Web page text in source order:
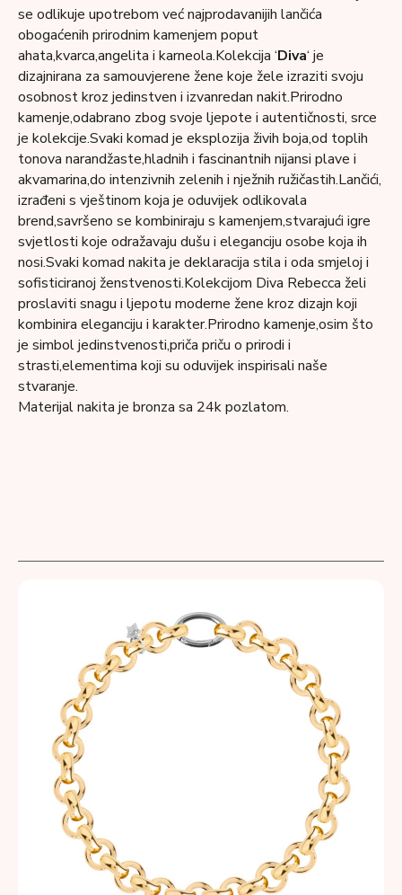
se odlikuje upotrebom već najprodavanijih lančića
obogaćenih prirodnim kamenjem poput
ahata,kvarca,angelita i karneola.Kolekcija ‘Diva‘ je
dizajnirana za samouvjerene žene koje žele izraziti svoju
osobnost kroz jedinstven i izvanredan nakit.Prirodno
kamenje,odabrano zbog svoje ljepote i autentičnosti, srce
je kolekcije.Svaki komad je eksplozija živih boja,od toplih
tonova narandžaste,hladnih i fascinantnih nijansi plave i
akvamarina,do intenzivnih zelenih i nježnih ružičastih.Lančići,
izrađeni s vještinom koja je oduvijek odlikovala
brend,savršeno se kombiniraju s kamenjem,stvarajući igre
svjetlosti koje odražavaju dušu i eleganciju osobe koja ih
nosi.Svaki komad nakita je deklaracija stila i oda smjeloj i
sofisticiranoj ženstvenosti.Kolekcijom Diva Rebecca želi
proslaviti snagu i ljepotu moderne žene kroz dizajn koji
kombinira eleganciju i karakter.Prirodno kamenje,osim što
je simbol jedinstvenosti,priča priču o prirodi i
strasti,elementima koji su oduvijek inspirisali naše
stvaranje.
Materijal nakita je bronza sa 24k pozlatom.